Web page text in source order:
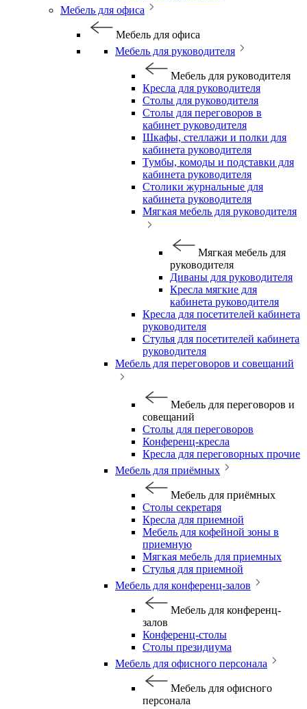
Мебель для офиса
Мебель для офиса
Мебель для руководителя
Мебель для руководителя
Кресла для руководителя
Столы для руководителя
Столы для переговоров в
кабинет руководителя
Шкафы, стеллажи и полки для
кабинета руководителя
Тумбы, комоды и подставки для
кабинета руководителя
Столики журнальные для
кабинета руководителя
Мягкая мебель для руководителя
Мягкая мебель для
руководителя
Диваны для руководителя
Кресла мягкие для
кабинета руководителя
Кресла для посетителей кабинета
руководителя
Стулья для посетителей кабинета
руководителя
Мебель для переговоров и совещаний
Мебель для переговоров и
совещаний
Столы для переговоров
Конференц-кресла
Кресла для переговорных прочие
Мебель для приёмных
Мебель для приёмных
Столы секретаря
Кресла для приемной
Мебель для кофейной зоны в
приемную
Мягкая мебель для приемных
Стулья для приемной
Мебель для конференц-залов
Мебель для конференц-
залов
Конференц-столы
Столы президиума
Мебель для офисного персонала
Мебель для офисного
персонала